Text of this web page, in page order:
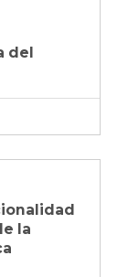
del
la